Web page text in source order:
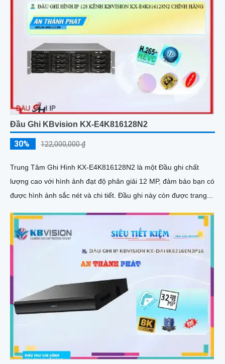
Đầu Ghi KBvision KX-E4K816128N2
30% 122,000,000 ₫
Trung Tâm Ghi Hình KX-E4K816128N2 là một Đầu ghi chất
lượng cao với hình ảnh đạt độ phân giải 12 MP, đảm bảo bạn có
được hình ảnh sắc nét và chi tiết. Đầu ghi này còn được trang...